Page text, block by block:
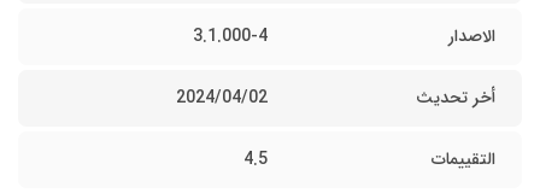
الاصدار 3.1.000-4
أخر تحديث 02‏/04‏/2024
التقييمات 4.5